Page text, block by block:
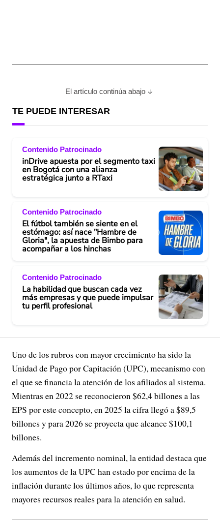
El artículo continúa abajo
TE PUEDE INTERESAR
Contenido Patrocinado
inDrive apuesta por el segmento taxi
en Bogotá con una alianza
estratégica junto a RTaxi
Contenido Patrocinado
El fútbol también se siente en el
estómago: así nace "Hambre de
Gloria", la apuesta de Bimbo para
acompañar a los hinchas
Contenido Patrocinado
La habilidad que buscan cada vez
más empresas y que puede impulsar
tu perfil profesional
Uno de los rubros con mayor crecimiento ha sido la
Unidad de Pago por Capitación (UPC), mecanismo con
el que se financia la atención de los afiliados al sistema.
Mientras en 2022 se reconocieron $62,4 billones a las
EPS por este concepto, en 2025 la cifra llegó a $89,5
billones y para 2026 se proyecta que alcance $100,1
billones.
Además del incremento nominal, la entidad destaca que
los aumentos de la UPC han estado por encima de la
inflación durante los últimos años, lo que representa
mayores recursos reales para la atención en salud.